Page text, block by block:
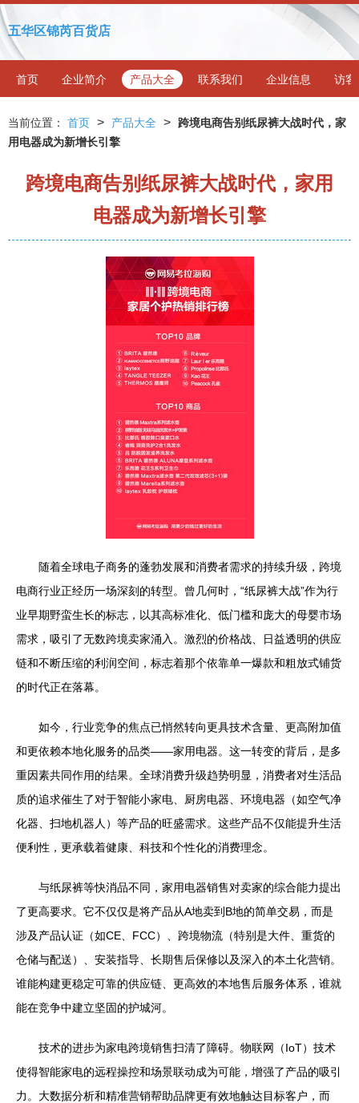
五华区锦芮百货店
首页 企业简介 产品大全 联系我们 企业信息 访客
当前位置： 首页 > 产品大全 > 跨境电商告别纸尿裤大战时代，家
用电器成为新增长引擎
跨境电商告别纸尿裤大战时代，家用
电器成为新增长引擎
随着全球电子商务的蓬勃发展和消费者需求的持续升级，跨境
电商行业正经历一场深刻的转型。曾几何时，“纸尿裤大战”作为行
业早期野蛮生长的标志，以其高标准化、低门槛和庞大的母婴市场
需求，吸引了无数跨境卖家涌入。激烈的价格战、日益透明的供应
链和不断压缩的利润空间，标志着那个依靠单一爆款和粗放式铺货
的时代正在落幕。
如今，行业竞争的焦点已悄然转向更具技术含量、更高附加值
和更依赖本地化服务的品类——家用电器。这一转变的背后，是多
重因素共同作用的结果。全球消费升级趋势明显，消费者对生活品
质的追求催生了对于智能小家电、厨房电器、环境电器（如空气净
化器、扫地机器人）等产品的旺盛需求。这些产品不仅能提升生活
便利性，更承载着健康、科技和个性化的消费理念。
与纸尿裤等快消品不同，家用电器销售对卖家的综合能力提出
了更高要求。它不仅仅是将产品从A地卖到B地的简单交易，而是
涉及产品认证（如CE、FCC）、跨境物流（特别是大件、重货的
仓储与配送）、安装指导、长期售后保修以及深入的本土化营销。
谁能构建更稳定可靠的供应链、更高效的本地售后服务体系，谁就
能在竞争中建立坚固的护城河。
技术的进步为家电跨境销售扫清了障碍。物联网（IoT）技术
使得智能家电的远程操控和场景联动成为可能，增强了产品的吸引
力。大数据分析和精准营销帮助品牌更有效地触达目标客户，而